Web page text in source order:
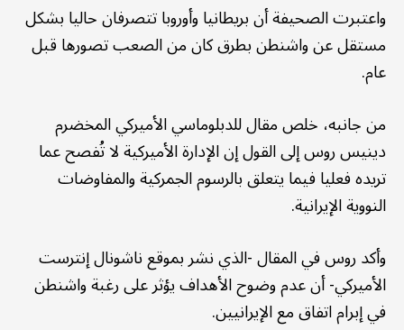
واعتبرت الصحيفة أن بريطانيا وأوروبا تتصرفان حاليا بشكل
مستقل عن واشنطن بطرق كان من الصعب تصورها قبل
عام.
من جانبه، خلص مقال للدبلوماسي الأميركي المخضرم
دينيس روس إلى القول إن الإدارة الأميركية لا تُفصح عما
تريده فعليا فيما يتعلق بالرسوم الجمركية والمفاوضات
النووية الإيرانية.
وأكد روس في المقال -الذي نشر بموقع ناشونال إنترست
الأميركي- أن عدم وضوح الأهداف يؤثر على رغبة واشنطن
في إبرام اتفاق مع الإيرانيين.